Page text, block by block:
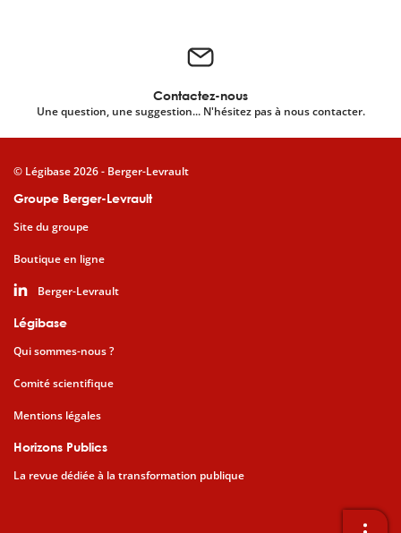
Contactez-nous
Une question, une suggestion... N'hésitez pas à nous contacter.
Groupe Berger-Levrault
Site du groupe
Boutique en ligne
Berger-Levrault
Légibase
Qui sommes-nous ?
Comité scientifique
Mentions légales
Horizons Publics
La revue dédiée à la transformation publique
© Légibase 2026 - Berger-Levrault